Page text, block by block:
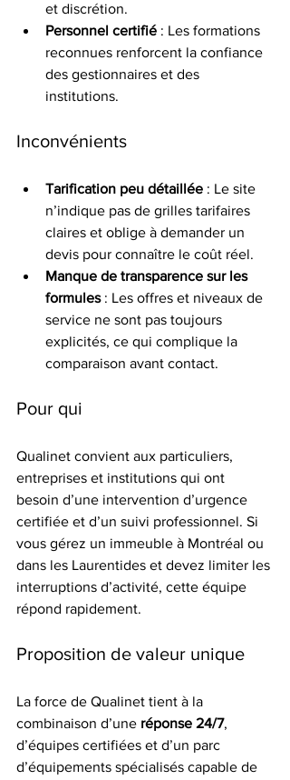
et discrétion.
Personnel certifié : Les formations
reconnues renforcent la confiance
des gestionnaires et des
institutions.
Inconvénients
Tarification peu détaillée : Le site
n’indique pas de grilles tarifaires
claires et oblige à demander un
devis pour connaître le coût réel.
Manque de transparence sur les
formules : Les offres et niveaux de
service ne sont pas toujours
explicités, ce qui complique la
comparaison avant contact.
Pour qui
Qualinet convient aux particuliers,
entreprises et institutions qui ont
besoin d’une intervention d’urgence
certifiée et d’un suivi professionnel. Si
vous gérez un immeuble à Montréal ou
dans les Laurentides et devez limiter les
interruptions d’activité, cette équipe
répond rapidement.
Proposition de valeur unique
La force de Qualinet tient à la
combinaison d’une réponse 24/7,
d’équipes certifiées et d’un parc
d’équipements spécialisés capable de